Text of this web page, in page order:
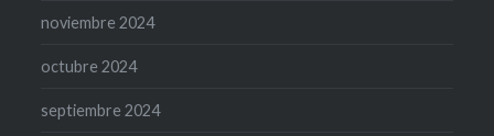
noviembre 2024
octubre 2024
septiembre 2024